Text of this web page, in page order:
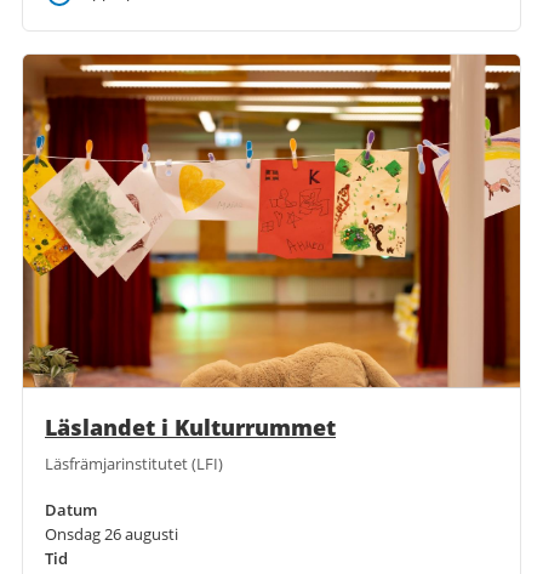
Läslandet i Kulturrummet
Läsfrämjarinstitutet (LFI)
Datum
Onsdag 26 augusti
Tid